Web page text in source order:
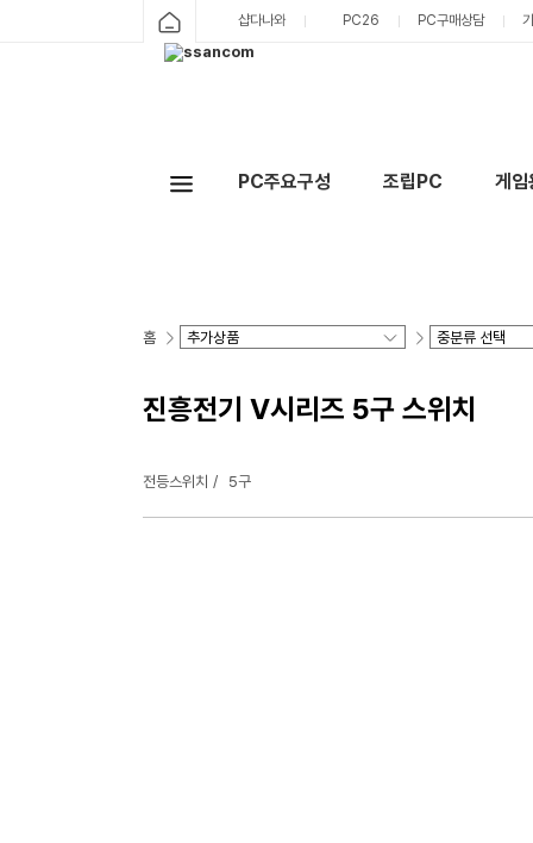
샵다나와 PC26 PC구매상담
PC주요구성 조립PC 게
홈
진흥전기 V시리즈 5구 스위치
전등스위치 5구